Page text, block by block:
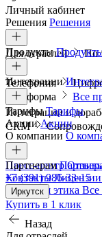
Личный кабинет
Решения Решения
Для отраслей По
Продукты
Телефония
платформа
Все
Интеграции
Интеграции и
CRM
ТарифыТарифы
АкцииАкции
О компании О
Пресс-центр
КонтактыЛицензии
и деловая этика Все
Партнерам
+7 (391) 986-33-15
Иркутск
Купить в 1 клик
Назад